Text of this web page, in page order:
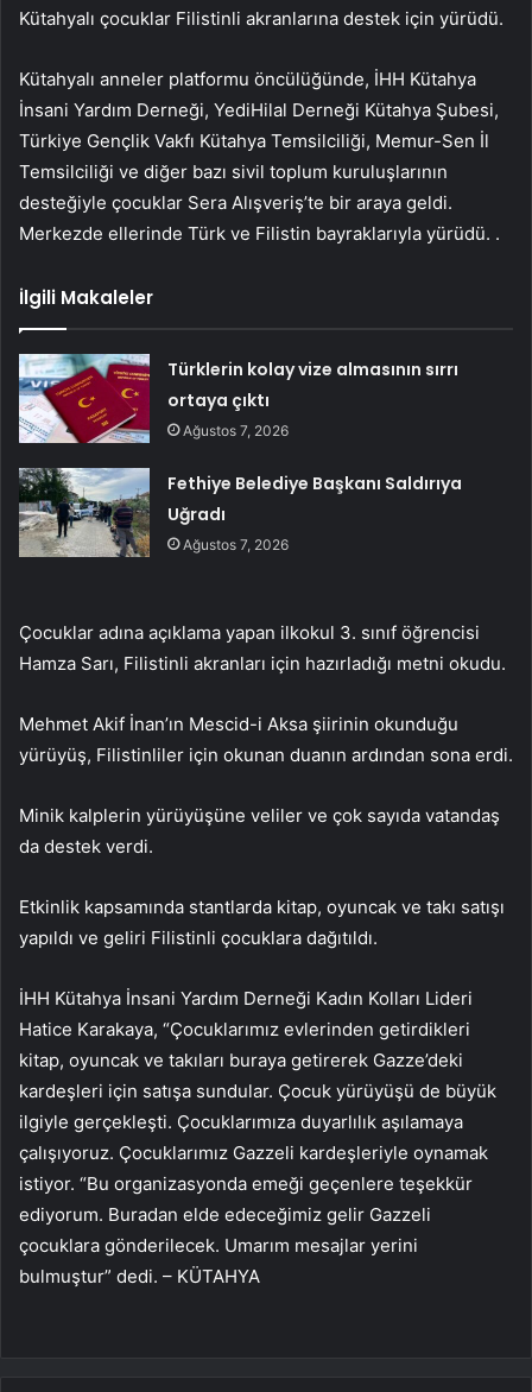
Kütahyalı çocuklar Filistinli akranlarına destek için yürüdü.
Kütahyalı anneler platformu öncülüğünde, İHH Kütahya
İnsani Yardım Derneği, YediHilal Derneği Kütahya Şubesi,
Türkiye Gençlik Vakfı Kütahya Temsilciliği, Memur-Sen İl
Temsilciliği ve diğer bazı sivil toplum kuruluşlarının
desteğiyle çocuklar Sera Alışveriş’te bir araya geldi.
Merkezde ellerinde Türk ve Filistin bayraklarıyla yürüdü. .
İlgili Makaleler
Türklerin kolay vize almasının sırrı
ortaya çıktı
Ağustos 7, 2026
Fethiye Belediye Başkanı Saldırıya
Uğradı
Ağustos 7, 2026
Çocuklar adına açıklama yapan ilkokul 3. sınıf öğrencisi
Hamza Sarı, Filistinli akranları için hazırladığı metni okudu.
Mehmet Akif İnan’ın Mescid-i Aksa şiirinin okunduğu
yürüyüş, Filistinliler için okunan duanın ardından sona erdi.
Minik kalplerin yürüyüşüne veliler ve çok sayıda vatandaş
da destek verdi.
Etkinlik kapsamında stantlarda kitap, oyuncak ve takı satışı
yapıldı ve geliri Filistinli çocuklara dağıtıldı.
İHH Kütahya İnsani Yardım Derneği Kadın Kolları Lideri
Hatice Karakaya, “Çocuklarımız evlerinden getirdikleri
kitap, oyuncak ve takıları buraya getirerek Gazze’deki
kardeşleri için satışa sundular. Çocuk yürüyüşü de büyük
ilgiyle gerçekleşti. Çocuklarımıza duyarlılık aşılamaya
çalışıyoruz. Çocuklarımız Gazzeli kardeşleriyle oynamak
istiyor. “Bu organizasyonda emeği geçenlere teşekkür
ediyorum. Buradan elde edeceğimiz gelir Gazzeli
çocuklara gönderilecek. Umarım mesajlar yerini
bulmuştur” dedi. – KÜTAHYA